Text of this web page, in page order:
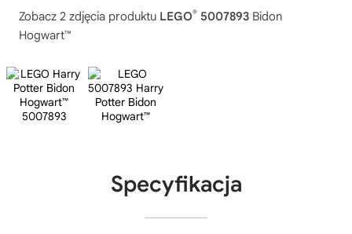
Zobacz 2 zdjęcia produktu LEGO® 5007893 Bidon
Hogwart™
Specyfikacja